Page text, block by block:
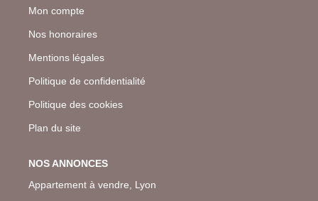
Mon compte
Nos honoraires
Mentions légales
Politique de confidentialité
Politique des cookies
Plan du site
NOS ANNONCES
Appartement à vendre, Lyon